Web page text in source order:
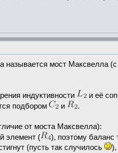
называется мост Максвелла
индуктивности
и её
подбором
и .
от моста Максвелла):
элемент (
), поэтому баланс
(пусть так случилось
),